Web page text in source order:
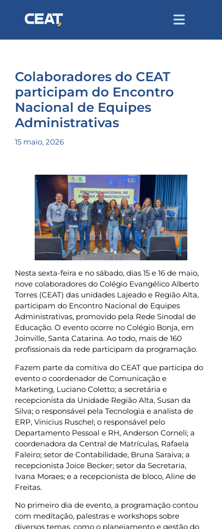
Colaboradores do CEAT
participam do Encontro
Nacional de Equipes
Administrativas
15 maio, 2026
Nesta sexta-feira e no sábado, dias 15 e 16 de maio,
nove colaboradores do Colégio Evangélico Alberto
Torres (CEAT) das unidades Lajeado e Região Alta,
participam do Encontro Nacional de Equipes
Administrativas, promovido pela Rede Sinodal de
Educação. O evento ocorre no Colégio Bonja, em
Joinville, Santa Catarina. Ao todo, mais de 160
profissionais da rede participam da programação.
Fazem parte da comitiva do CEAT que participa do
evento o coordenador de Comunicação e
Marketing, Luciano Coletto; a secretária e
recepcionista da Unidade Região Alta, Susan da
Silva; o responsável pela Tecnologia e analista de
ERP, Vinicius Ruschel; o responsável pelo
Departamento Pessoal e RH, Anderson Corneli; a
coordenadora da Central de Matrículas, Rafaela
Faleiro; setor de Contabilidade, Bruna Saraiva; a
recepcionista Joice Becker; setor da Secretaria,
Ivana Moraes; e a recepcionista de bloco, Aline de
Freitas.
No primeiro dia de evento, a programação contou
com meditação, palestras e workshops sobre
diversos temas, como o planejamento e gestão do